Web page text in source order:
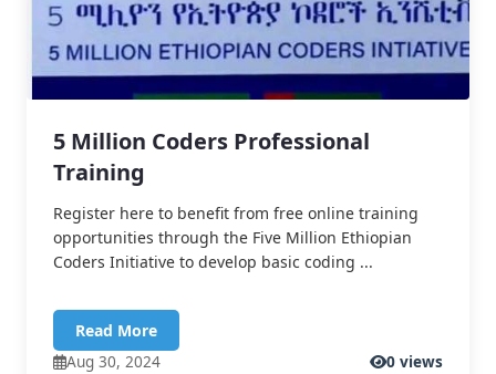
5 Million Coders Professional
Training
Register here to benefit from free online training
opportunities through the Five Million Ethiopian
Coders Initiative to develop basic coding ...
Read More
Aug 30, 2024
0 views